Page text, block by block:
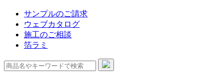
サンプルのご請求
ウェブカタログ
施工のご相談
箔ラミ